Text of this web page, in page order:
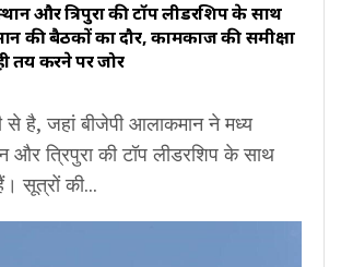
और त्रिपुरा की टॉप लीडरशिप के साथ
की बैठकों का दौर, कामकाज की समीक्षा
तय करने पर जोर
से है, जहां बीजेपी आलाकमान ने मध्य
और त्रिपुरा की टॉप लीडरशिप के साथ
सूत्रों की...